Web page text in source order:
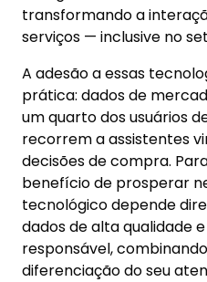
transformando a
serviços — inclusive no
A adesão a essas
prática: dados de
um quarto dos usuários
recorrem a assistentes
decisões de compra.
benefício de prosperar
tecnológico depende
dados de alta qualidade
responsável,
diferenciação do seu